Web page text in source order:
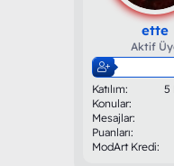
ette
Aktif
Katılım
5
Konular
Mesajlar
Puanları
ModArt Kredi